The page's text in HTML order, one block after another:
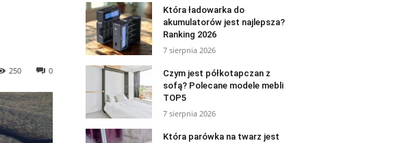
0
250
Która ładowarka do
akumulatorów jest najlepsza?
Ranking 2026
7 sierpnia 2026
Czym jest półkotapczan z
sofą? Polecane modele mebli
TOP5
7 sierpnia 2026
Która parówka na twarz jest